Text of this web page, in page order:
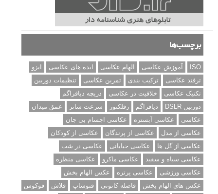
برچسب‌ها
ISO آموزش عکاسی الهام عکاسی ایده های عکاسی
ایزو
ترفند عکاسی
ترکیب بندی تمرین عکاسی
تنظیمات دوربین
تکنیک عکاسی
خلاقیت در عکاسی
دریچه دیافراگم
دوربین DSLR
دیافراگم رفلکتور سرعت شاتر
عمق میدان
عکاسی
عکاسی آبستره
عکاسی اجسام بی جان
عکاسی از مدل
عکاسی از پرندگان
عکاسی از کودکان
عکاسی از گل ها
عکاسی خیابانی
عکاسی در شب
عکاسی سیاه و سفید
عکاسی ماکرو
عکاسی منظره
عکاسی ورزشی
عکاسی پرتره
عکس الهام بخش
عکس های الهام بخش
فاصله کانونی فتوشاپ فلاش
فوکوس